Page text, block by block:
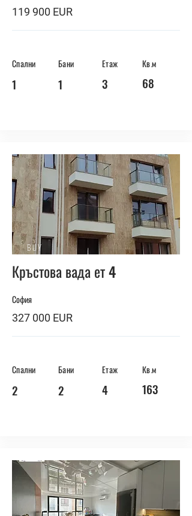
119 900 EUR
Спални Бани Етаж Кв.м
1 1 3 68
BUY
Кръстова вада ет 4
София
327 000 EUR
Спални Бани Етаж Кв.м
2 2 4 163